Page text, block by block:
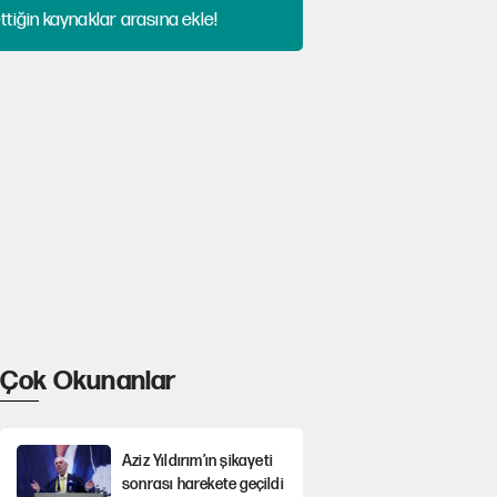
kaynaklar arasına ekle!
Çok Okunanlar
Aziz Yıldırım’ın şikayeti
sonrası harekete geçildi